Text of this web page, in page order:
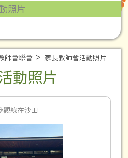
照片
師會聯會 家長教師會活動照片
動照片
觀綠在沙田